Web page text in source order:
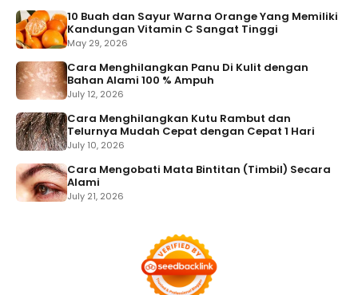
10 Buah dan Sayur Warna Orange Yang Memiliki
Kandungan Vitamin C Sangat Tinggi
May 29, 2026
Cara Menghilangkan Panu Di Kulit dengan
Bahan Alami 100 % Ampuh
July 12, 2026
Cara Menghilangkan Kutu Rambut dan
Telurnya Mudah Cepat dengan Cepat 1 Hari
July 10, 2026
Cara Mengobati Mata Bintitan (Timbil) Secara
Alami
July 21, 2026